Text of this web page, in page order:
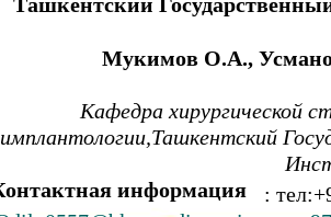
Мукимoв O.A.,
Кафедра хирургической
имплантологии,Ташкентский
информация
: